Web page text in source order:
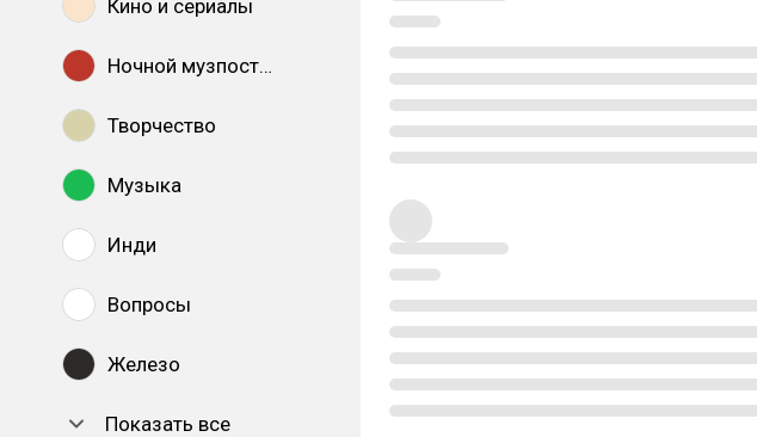
Кино и сериалы
Ночной музпостинг
Творчество
Музыка
Инди
Вопросы
Железо
Показать все